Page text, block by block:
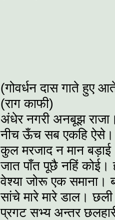
(गोवर्धन दास गाते हुए
(राग काफी)
अंधेर नगरी अनबूझ
नीच ऊँच सब एकहि
कुल मरजाद न मान
जात पाँत पूछै नहिं कोई।
वेश्या जोरू एक समाना।
सांचे मारे मारे डाल।
प्रगट सभ्य अन्तर